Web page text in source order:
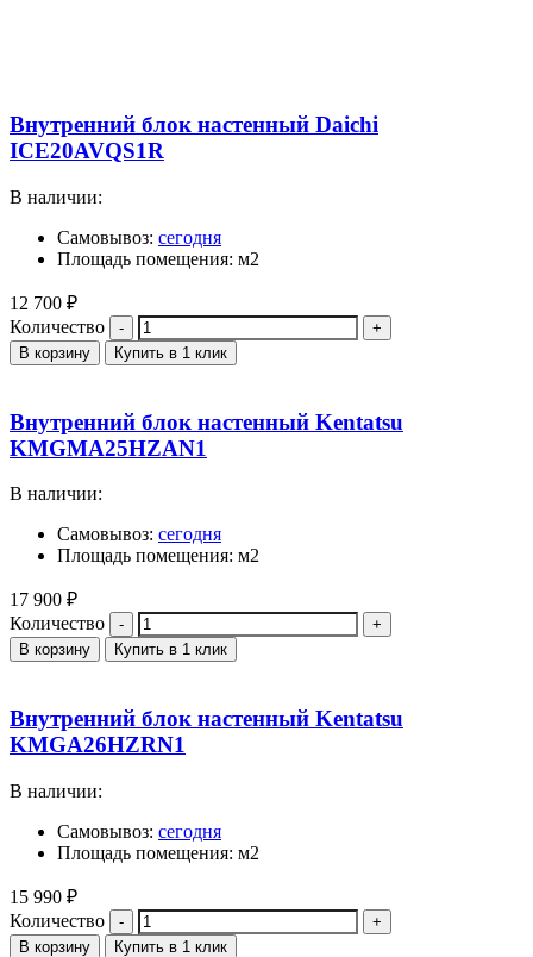
Внутренний блок настенный Daichi
ICE20AVQS1R
В наличии:
Самовывоз: сегодня
Площадь помещения: м2
12 700 ₽
Количество
В корзину Купить в 1 клик
Внутренний блок настенный Kentatsu
KMGMA25HZAN1
В наличии:
Самовывоз: сегодня
Площадь помещения: м2
17 900 ₽
Количество
В корзину Купить в 1 клик
Внутренний блок настенный Kentatsu
KMGA26HZRN1
В наличии:
Самовывоз: сегодня
Площадь помещения: м2
15 990 ₽
Количество
В корзину Купить в 1 клик